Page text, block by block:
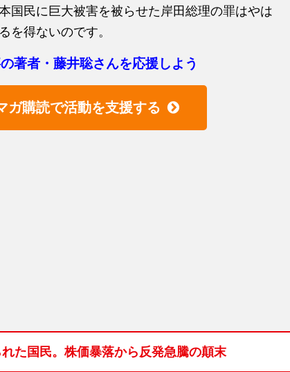
国民に巨大被害を被らせた岸田総理の罪はやは
を得ないのです。
著者・藤井聡さんを応援しよう
ガ購読で活動を支援する
た国民。株価暴落から反発急騰の顛末